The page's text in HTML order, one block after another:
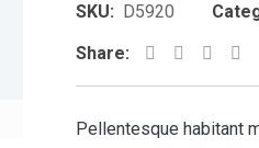
SKU: D5920
Share:
Pellentesque habitant